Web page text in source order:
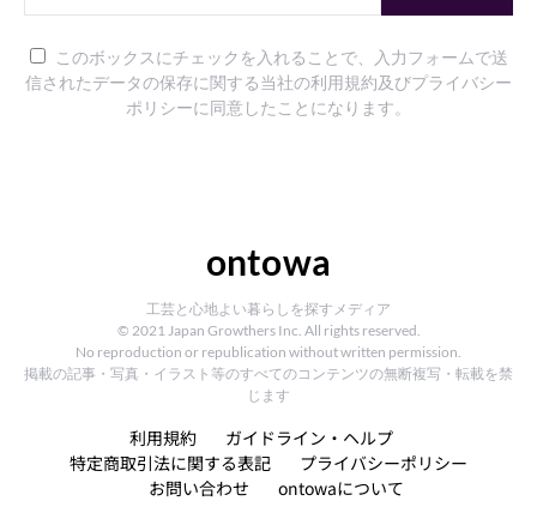
このボックスにチェックを入れることで、入力フォームで送
信されたデータの保存に関する当社の利用規約及びプライバシー
ポリシーに同意したことになります。
ontowa
工芸と心地よい暮らしを探すメディア
© 2021 Japan Growthers Inc. All rights reserved.
No reproduction or republication without written permission.
掲載の記事・写真・イラスト等のすべてのコンテンツの無断複写・転載を禁
じます
利用規約
ガイドライン・ヘルプ
特定商取引法に関する表記
プライバシーポリシー
お問い合わせ
ontowaについて